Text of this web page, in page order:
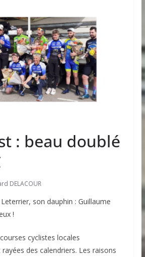
: beau doublé
DELACOUR
son dauphin : Guillaume
!
cyclistes locales
rayées des calendriers. Les raisons